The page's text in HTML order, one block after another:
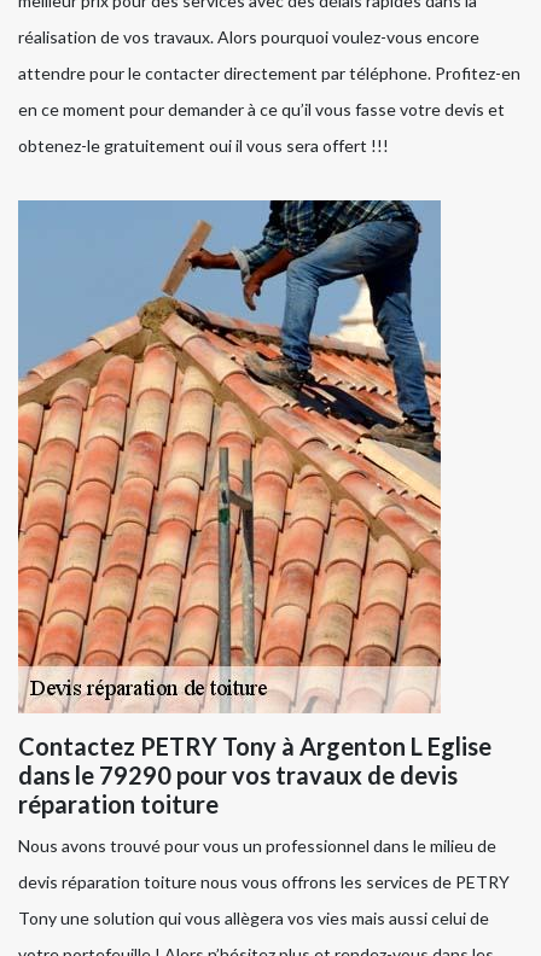
réalisation de vos travaux. Alors pourquoi voulez-vous encore
attendre pour le contacter directement par téléphone. Profitez-en
en ce moment pour demander à ce qu’il vous fasse votre devis et
obtenez-le gratuitement oui il vous sera offert !!!
Contactez PETRY Tony à Argenton L Eglise
dans le 79290 pour vos travaux de devis
réparation toiture
Nous avons trouvé pour vous un professionnel dans le milieu de
devis réparation toiture nous vous offrons les services de PETRY
Tony une solution qui vous allègera vos vies mais aussi celui de